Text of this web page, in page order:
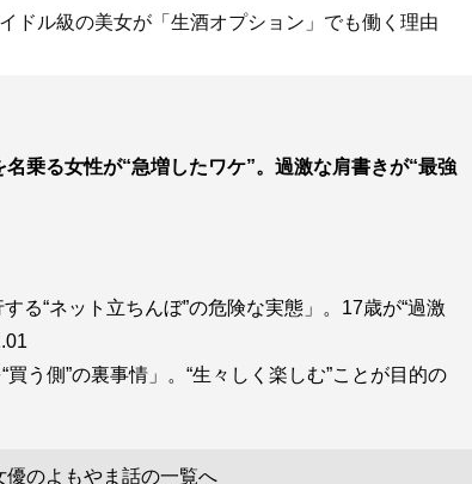
ドル級の美女が「生酒オプション」でも働く理由
名乗る女性が“急増したワケ”。過激な肩書きが“最強
る“ネット立ちんぼ”の危険な実態」。17歳が“過激
う側”の裏事情」。“生々しく楽しむ”ことが目的の
優のよもやま話の一覧へ